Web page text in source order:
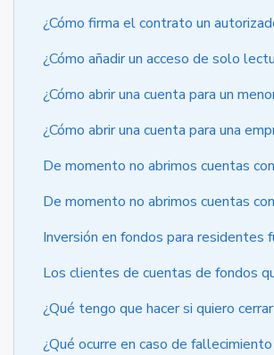
¿Cómo firma el contrato un
¿Cómo añadir un acceso de solo
¿Cómo abrir una cuenta para un
¿Cómo abrir una cuenta para una
De momento no abrimos cuentas
De momento no abrimos cuentas
Inversión en fondos para residentes
Los clientes de cuentas de fondos
¿Qué tengo que hacer si quiero
¿Qué ocurre en caso de